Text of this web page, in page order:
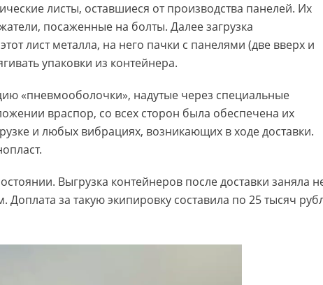
листы, оставшиеся от производства панелей. Их
посаженные на болты. Далее загрузка
лист металла, на него пачки с панелями (две вверх и
упаковки из контейнера.
«пневмооболочки», надутые через специальные
враспор, со всех сторон была обеспечена их
и любых вибрациях, возникающих в ходе доставки.
Выгрузка контейнеров после доставки заняла
за такую экипировку составила по 25 тысяч